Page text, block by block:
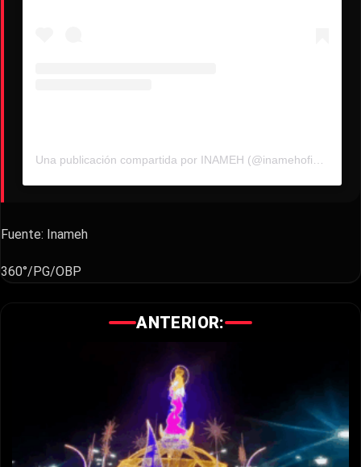
Fuente: Inameh
360°/PG/OBP
ANTERIOR: